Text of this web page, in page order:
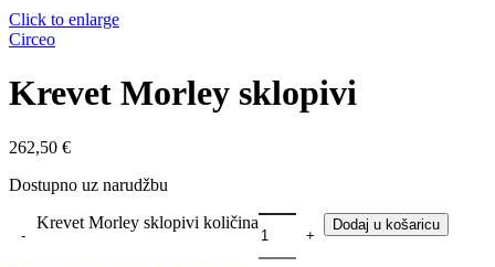
Click to enlarge
Circeo
Krevet Morley sklopivi
262,50 €
Dostupno uz narudžbu
Krevet Morley sklopivi količina
Dodaj u košaricu